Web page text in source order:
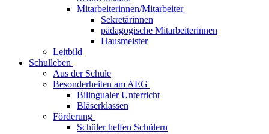
Mitarbeiterinnen/Mitarbeiter
Sekretärinnen
pädagogische Mitarbeiterinnen
Hausmeister
Leitbild
Schulleben
Aus der Schule
Besonderheiten am AEG
Bilingualer Unterricht
Bläserklassen
Förderung
Schüler helfen Schülern